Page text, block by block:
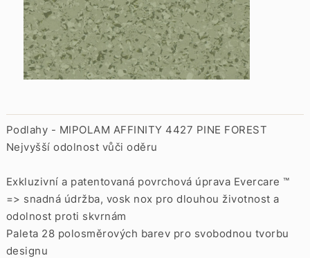
Podlahy - MIPOLAM AFFINITY 4427 PINE FOREST
Nejvyšší odolnost vůči oděru
Exkluzivní a patentovaná povrchová úprava Evercare ™
=> snadná údržba, vosk nox pro dlouhou životnost a
odolnost proti skvrnám
Paleta 28 polosměrových barev pro svobodnou tvorbu
designu